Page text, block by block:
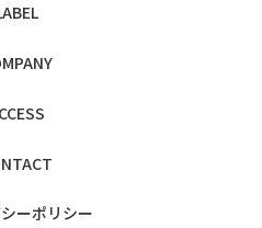
ーポリシー